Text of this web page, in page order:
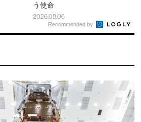
う使命
2026.08.06
Recommended by